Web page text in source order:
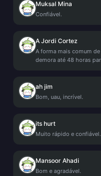
Muksal Mina
Confiável.
A Jordi Cortez
A forma mais comum de
demora até 48 horas
ah jim
Bom, uau, incrível.
its hurt
Muito rápido e confiável.
Mansoor Ahadi
Bom e agradável.